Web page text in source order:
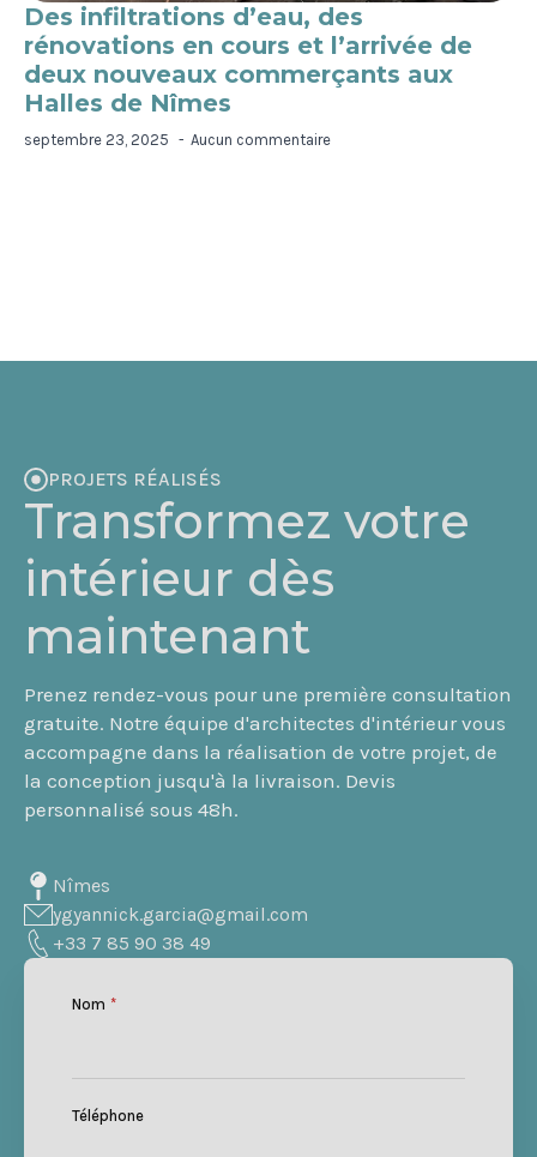
Des infiltrations d’eau, des
rénovations en cours et l’arrivée de
deux nouveaux commerçants aux
Halles de Nîmes
septembre 23, 2025 Aucun commentaire
PROJETS RÉALISÉS
Transformez votre
intérieur dès
maintenant
Prenez rendez-vous pour une première consultation
gratuite. Notre équipe d'architectes d'intérieur vous
accompagne dans la réalisation de votre projet, de
la conception jusqu'à la livraison. Devis
personnalisé sous 48h.
Nîmes
ygyannick.garcia@gmail.com
+33 7 85 90 38 49
Nom *
Téléphone